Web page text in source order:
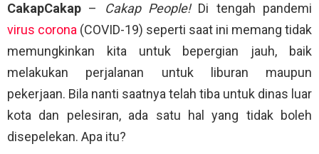
CakapCakap – Cakap People!Di tengah pandemi
virus corona (COVID-19) seperti saat ini memang tidak
memungkinkan kita untuk bepergian jauh, baik
melakukan perjalanan untuk liburan maupun
pekerjaan. Bila nanti saatnya telah tiba untuk dinas luar
kota dan pelesiran, ada satu hal yang tidak boleh
disepelekan. Apa itu?